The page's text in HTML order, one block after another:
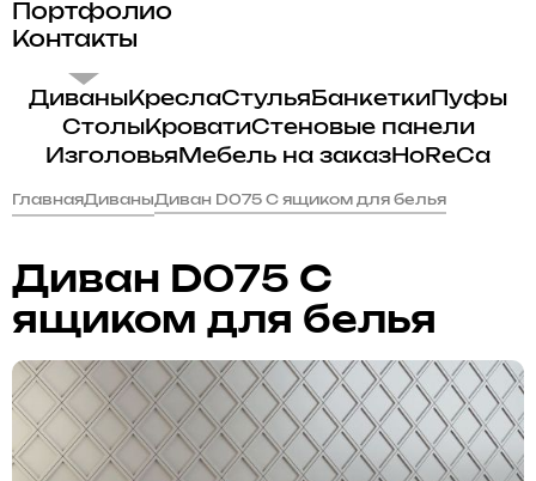
Портфолио
Контакты
ДиваныКреслаСтульяБанкеткиПуфы
СтолыКроватиСтеновые панели
Изголовья Мебель на заказHoReCa
ГлавнаяДиваныДиван D075 С ящиком для белья
Диван D075 С
ящиком для белья